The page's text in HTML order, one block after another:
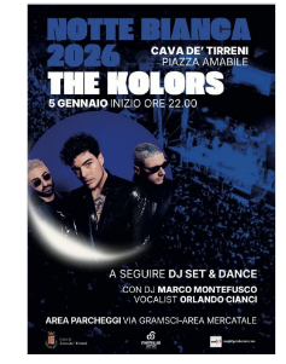
DELL’ALBA
FANZINE
COVER & TRIBUTI
EVENTI
DISCOGRAFIA
LINKS